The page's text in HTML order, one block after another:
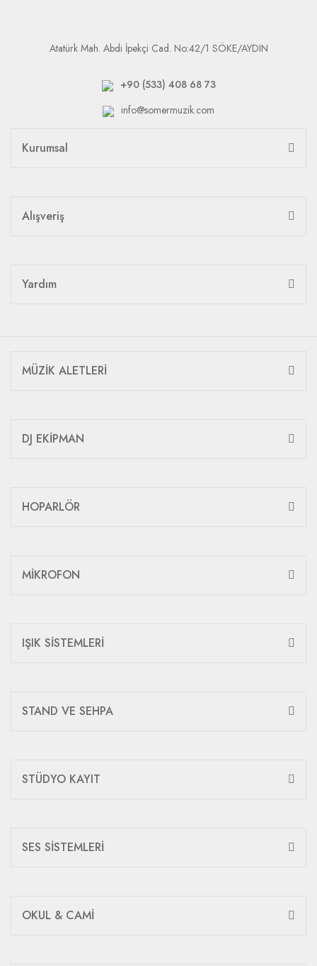
Atatürk Mah. Abdi İpekçi Cad. No:42/1 SÖKE/AYDIN
+90 (533) 408 68 73
info@somermuzik.com
Kurumsal
Alışveriş
Yardım
MÜZİK ALETLERİ
DJ EKİPMAN
HOPARLÖR
MİKROFON
IŞIK SİSTEMLERİ
STAND VE SEHPA
STÜDYO KAYIT
SES SİSTEMLERİ
OKUL & CAMİ